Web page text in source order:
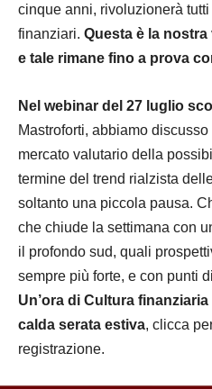
cinque anni, rivoluzionerà
finanziari. Questa è la
e tale rimane fino a prova
Nel webinar del 27 luglio
Mastroforti, abbiamo
mercato valutario della
termine del trend rialzista
soltanto una piccola pausa.
che chiude la settimana con
il profondo sud, quali
sempre più forte, e con punti
Un’ora di Cultura
calda serata estiva, clicca
registrazione.